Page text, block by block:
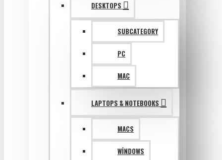
DESKTOPS
SUBCATEGORY
PC
MAC
LAPTOPS & NOTEBOOKS
MACS
WINDOWS